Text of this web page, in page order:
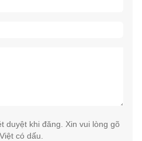
duyệt khi đăng. Xin vui lòng gõ
có dấu.